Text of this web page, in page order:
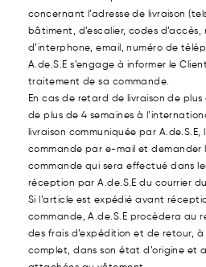
concernant l’adresse de livraison
bâtiment, d’escalier, codes
d’interphone, email, numéro de
A.de.S.E s’engage à informer le
traitement de sa commande.
En cas de retard de livraison de plus
de plus de 4 semaines à
livraison communiquée par
commande par e-mail et demander
commande qui sera effectué dans
réception par A.de.S.E du courrier
Si l’article est expédié avant
commande, A.de.S.E procèdera au
des frais d’expédition et de retour,
complet, dans son état d’origine et